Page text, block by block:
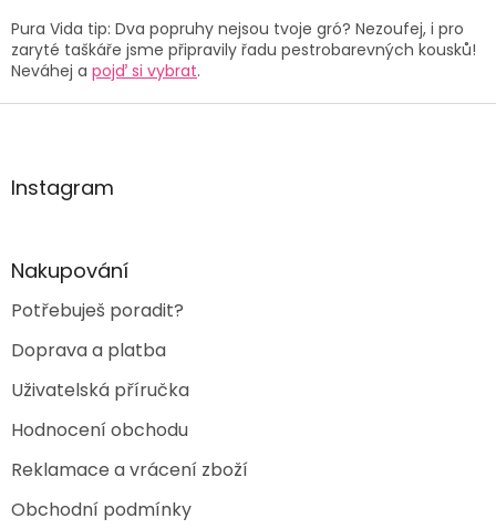
v
ý
s
Pura Vida tip: Dva popruhy nejsou tvoje gró? Nezoufej, i pro
zaryté taškáře jsme připravily řadu pestrobarevných kousků!
Neváhej a pojď si vybrat.
Z
aInstagram
Nakupování
Potřebuješ poradit?
Doprava a platba
Uživatelská příručka
Hodnocení obchodu
Reklamace a vrácení zboží
Obchodní podmínky